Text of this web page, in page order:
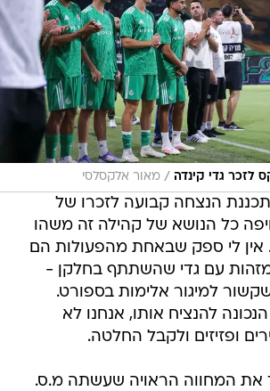
לזכר גדי קינדה / מאור אלקסלסי
הנצחה קבועה לזכרו של
כל הנושא של קהילה זה משהו
אין לי ספק שבאחת מהפעולות הם
מזהות עם גדי שהשתתף בחלקן -
למיגור אלימות בספורט.
להנציח אותו, אנחנו לא
ופזיזים ולקבל החלטה.
את המחווה הראויה שעשתה מ.ס.